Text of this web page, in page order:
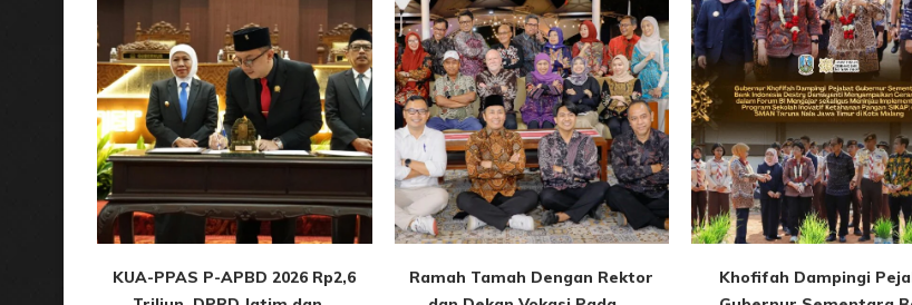
KUA-PPAS P-APBD 2026 Rp2,6
Ramah Tamah Dengan Rektor
Khofifah Dampingi